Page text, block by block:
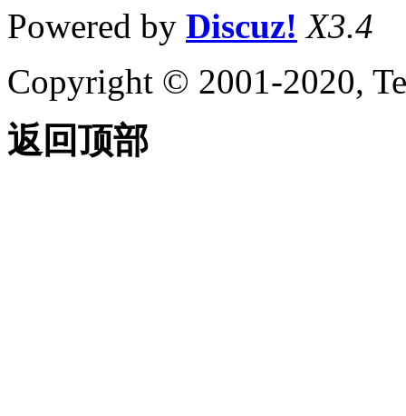
Powered by Discuz! X3.4
Copyright © 2001-2020,
返回顶部